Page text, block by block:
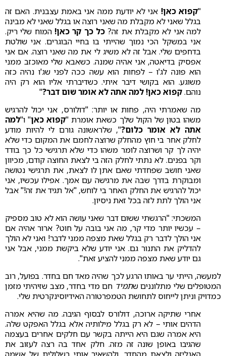
"קפוא כאן! אני לא יודעת ממה אני באמת עצבנית. האם זה
בגלל שאני לא מקבלת מה שאני רוצה או בגלל שאני לא מבינה
למה אני לא מקבלת את זה? כל כך קר כאן! המוח שלי ריק.
אני במשקל הכי נמוך שהייתי בו בחיי הבוגרים. אני שולטת
בדחפים שלי. אבל זה לא משיג לי את מה שאני רוצה. אם אני
אפסיק בדיאטה, אני אהיה שמנה. כשאבא שלי מאוכזב ממני
הוא פונה לג'ו – לפחות הוא עשה ככה לפני שג'ו נהיה כזה
משוגע. הוא בקושי דיבר איתי. כשדיברתי אליו הוא רק היה
נוהם.קפוא כאן! למה אתה לא אומר שום דבר?"
מה שאמרתי היה, פחות או יותר: "דולורס, אני יכול להרגיש
משהו בטון של הקול שלך כשאת אומרת "קפוא כאן" ו"למה
אתה לא אומר כלום?", שלראשונה גורם לי להיות מודע
לחלק אחר בי חוץ מהחלק שרוצה לחמם את המקום כדי שלא
יהיה לך קר ושרוצה לומר משהו כדי שלא תרגישי כל כך בודד
וקר בפנים. לא נתתי לחלק הזה בי לצאת החוצה קודם, מכיוון
שאני חושב שפחדתי שאם אתן לו לצאת, את תרגישי נטושה
ומבוקרת בדרך שבה את מרגישה עם אמך. אפילו עכשיו, אני
יכול להרגיש את החלק האחר בי לוחש, "אל תגיד את זה!" אבל
אני הולך לתת לזה בכל זאת ניסיון.
המשכתי: "הרגשתי ששום דבר שאני עושה הוא לא טוב מספיק
– עכשיו יותר מדי קר, מה אני בובה על חוט? ארור אהיה אם
אני הולך לדבר רק בגלל שאת מצפה ממני לדבר! ואני לא הולך
להדליק את התנור גם. אני יודע שלא ביקשת ממני, אבל אני
גם יודע שאת מצפה ממני להציע זאת".
למעשה, הייתי ער באותו הרגע לכך שהיה מאד חם בחדר. בפועל, רוב
המטופלים שלי מתלוננים שתמיד חם מדי בחדר, מצב שזיהיתי מזמן
כמדויק וניתן לייחוס לתחושת הטמפרטורה האידיוסינקרטית שלי.
אחרי שתיקה ארוכה, דולורס לבסוף הגיבה. מה שהיא אמרה
הדהים אותי – לא רק בגלל מילותיה אלא בגלל האפקט שלה.
היא אמרה שגם היא הייתה בקשר עם חלקים אחרים בעצמה
שהגיבו באופן שונה זה מזה. חלק אחד בה רצה לעזוב את